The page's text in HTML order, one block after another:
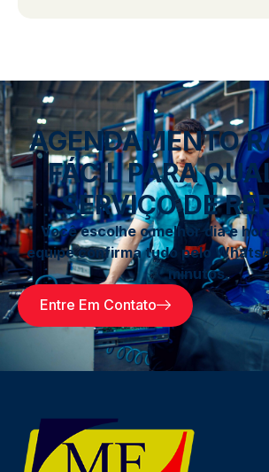
AGENDAMENTO
FÁCIL PARA
SERVIÇO DE
Você escolhe o melhor dia e
equipe confirma tudo pelo
minutos.
Entre Em Contato